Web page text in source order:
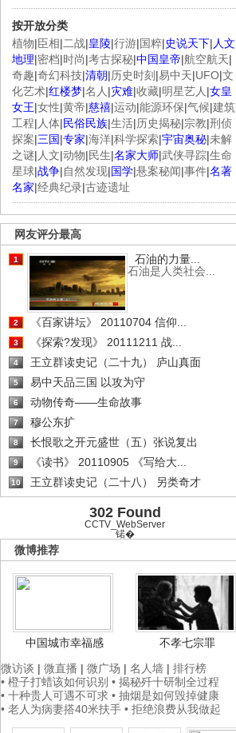
按开放分类
植物|臣相|二战|皇陵|行游|国粹|史说天下| 人文
地理|密档|时尚|考古探秘|中国皇帝|航空航天|
奇趣|奇幻科技|清朝|历史时刻 |易中天|UFO|文
化艺术|红楼梦|名人 |灾难|收藏|明星艺人 |女皇
女王|女性|黄帝|慈禧|运动|能源环保|气候|建筑
工程| 人体|民俗民族|生活|历史揭秘|宗教|刑侦
探案|三国|专家|海洋|科学探索|宇宙奥秘|未解
之谜| 人文|动物|民生|名家大师|武侠寻踪|生命
星球|战争|自然发现|国学|悬案秘闻|事件|名著
名家|经典纪录|古迹遗址
网友评分最高
1
石油的力量...
石油是人类社会...
2 《百家讲坛》 20110704 信仰...
3 《探索?发现》 20111211 战...
4 王立群读史记（二十九） 庐山真面
5 易中天品三国 以攻为守
6 动物传奇——生命故事
7 穆公东扩
8 长恨歌之开元盛世（五）张说复出
9 《读书》 20110905 《写给大...
10 王立群读史记（二十八） 另类奇才
302 Found
CCTV_WebServer
锘�
微博推荐
中国城市幸福感
不孝七宗罪
微访谈 | 微直播 | 微广场 | 名人墙 | 排行榜
• 橙子打蜡该如何识别 • 揭秘歼十研制全过程
• 十种贵人可遇不可求 • 抽烟是如何毁掉健康
• 老人为病妻搭40米扶手 • 拒绝浪费从我做起
《经典人..